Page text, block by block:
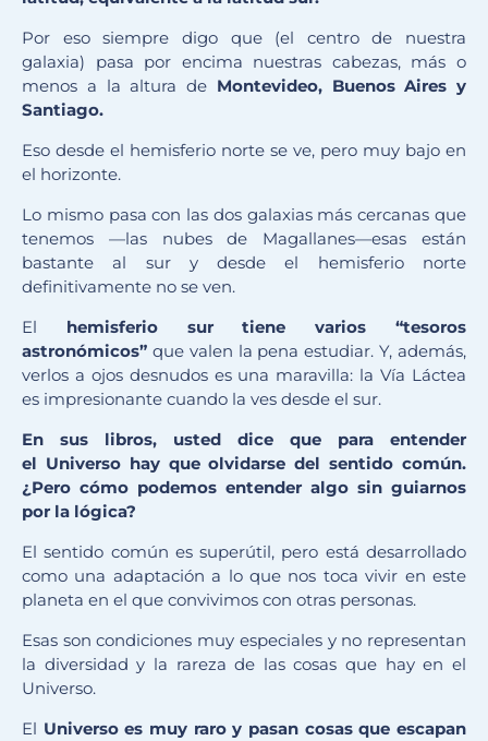
Por eso siempre digo que (el centro de nuestra
galaxia) pasa por encima nuestras cabezas, más o
menos a la altura de Montevideo, Buenos Aires y
Santiago.
Eso desde el hemisferio norte se ve, pero muy bajo en
el horizonte.
Lo mismo pasa con las dos galaxias más cercanas que
tenemos —las nubes de Magallanes—esas están
bastante al sur y desde el hemisferio norte
definitivamente no se ven.
El hemisferio sur tiene varios “tesoros
astronómicos” que valen la pena estudiar. Y, además,
verlos a ojos desnudos es una maravilla: la Vía Láctea
es impresionante cuando la ves desde el sur.
En sus libros, usted dice que para entender
el Universo hay que olvidarse del sentido común.
¿Pero cómo podemos entender algo sin guiarnos
por la lógica?
El sentido común es superútil, pero está desarrollado
como una adaptación a lo que nos toca vivir en este
planeta en el que convivimos con otras personas.
Esas son condiciones muy especiales y no representan
la diversidad y la rareza de las cosas que hay en el
Universo.
El Universo es muy raro y pasan cosas que escapan